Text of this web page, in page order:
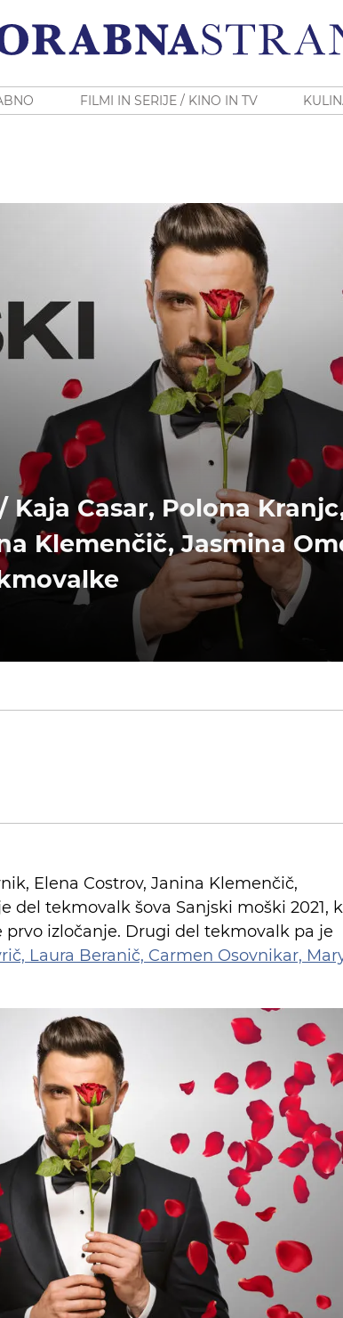
FILMI IN SERIJE / KINO IN TV
Kaja Casar, Polona
Klemenčič, Jasmina
Elena Costrov, Janina Klemenčič,
del tekmovalk šova Sanjski moški 2021,
prvo izločanje. Drugi del tekmovalk pa je
Laura Beranič, Carmen Osovnikar,